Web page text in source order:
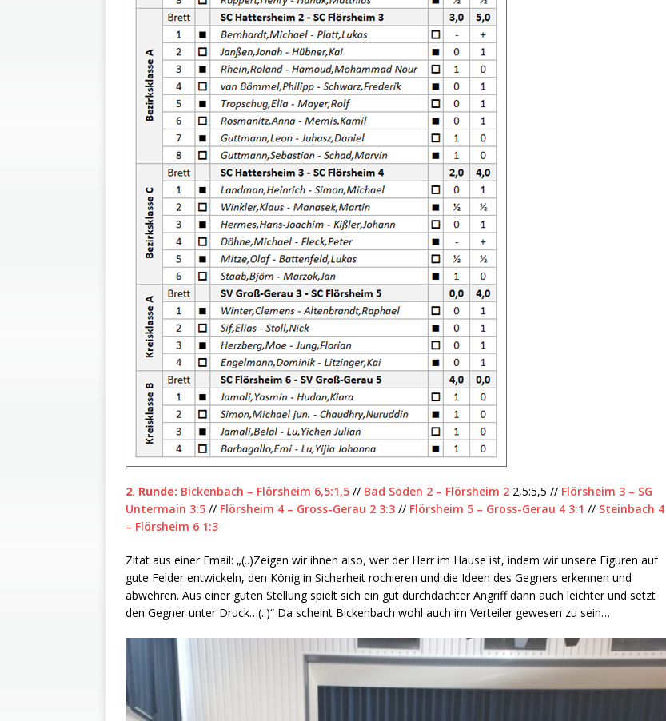
2. Runde: Bickenbach – Flörsheim 6,5:1,5 // Bad Soden 2 – Flörsheim 2 2,5:5,5 // Flörsheim 3 – SG
Untermain 3:5 // Flörsheim 4 – Gross-Gerau 2 3:3 // Flörsheim 5 – Gross-Gerau 4 3:1 // Steinbach 4
– Flörsheim 6 1:3
Zitat aus einer Email: „(..)Zeigen wir ihnen also, wer der Herr im Hause ist, indem wir unsere Figuren auf
gute Felder entwickeln, den König in Sicherheit rochieren und die Ideen des Gegners erkennen und
abwehren. Aus einer guten Stellung spielt sich ein gut durchdachter Angriff dann auch leichter und setzt
den Gegner unter Druck…(..)“ Da scheint Bickenbach wohl auch im Verteiler gewesen zu sein…